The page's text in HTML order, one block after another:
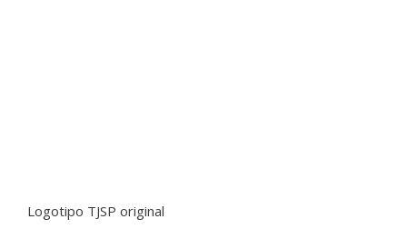
Logotipo TJSP original